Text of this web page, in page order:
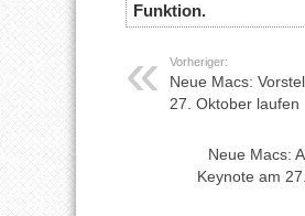
Funktion.
Vorheriger:
Neue Macs:
27. Oktober laufen
Neue Macs:
Keynote am